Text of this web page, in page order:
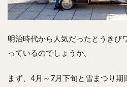
明治時代から人気だったとうきび
っているのでしょうか。
まず、4月～7月下旬と雪まつり